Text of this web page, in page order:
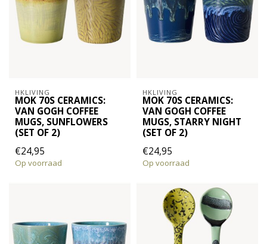
HKLIVING
MOK 70S CERAMICS:
VAN GOGH COFFEE
MUGS, SUNFLOWERS
(SET OF 2)
€24,95
Op voorraad
HKLIVING
MOK 70S CERAMICS:
VAN GOGH COFFEE
MUGS, STARRY NIGHT
(SET OF 2)
€24,95
Op voorraad